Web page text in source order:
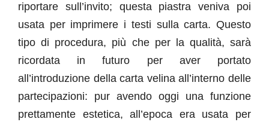
riportare sull’invito; questa piastra veniva poi
usata per imprimere i testi sulla carta. Questo
tipo di procedura, più che per la qualità, sarà
ricordata in futuro per aver portato
all’introduzione della carta velina all’interno delle
partecipazioni: pur avendo oggi una funzione
prettamente estetica, all’epoca era usata per